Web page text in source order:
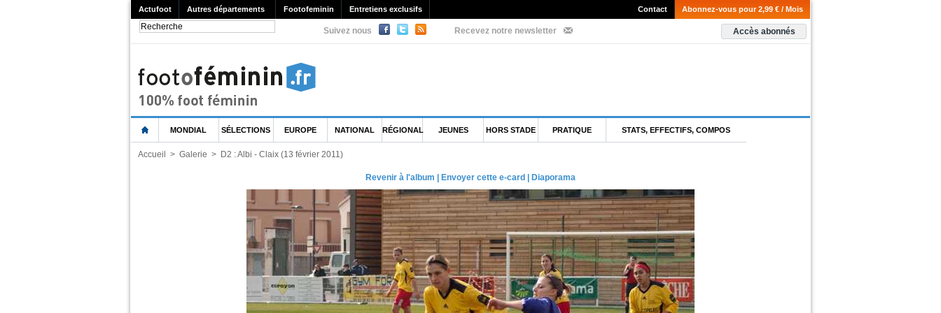
Actufoot Autres départements Footofeminin Entretiens exclusifs Abonnez-vous pour 2,99 € / Mois
Contact
Suivez nous Recevez notre newsletter Accès abonnés
MONDIAL SÉLECTIONS EUROPE NATIONAL RÉGIONAL JEUNES HORS STADE PRATIQUE STATS, EFFECTIFS, COMPOS
Accueil > Galerie > D2 : Albi - Claix (13 février 2011)
Revenir à l'album Envoyer cette e-card Diaporama